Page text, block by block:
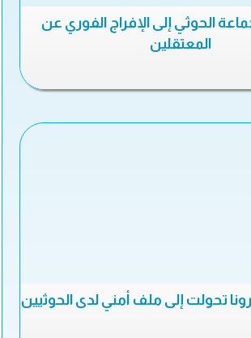
الحوثي إلى الإفراج الفوري عن
المعتقلين
تحولت إلى ملف أمني لدى الحوثيين